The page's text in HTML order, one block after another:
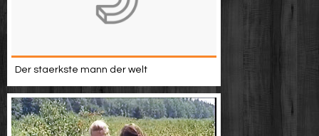
Der staerkste mann der welt